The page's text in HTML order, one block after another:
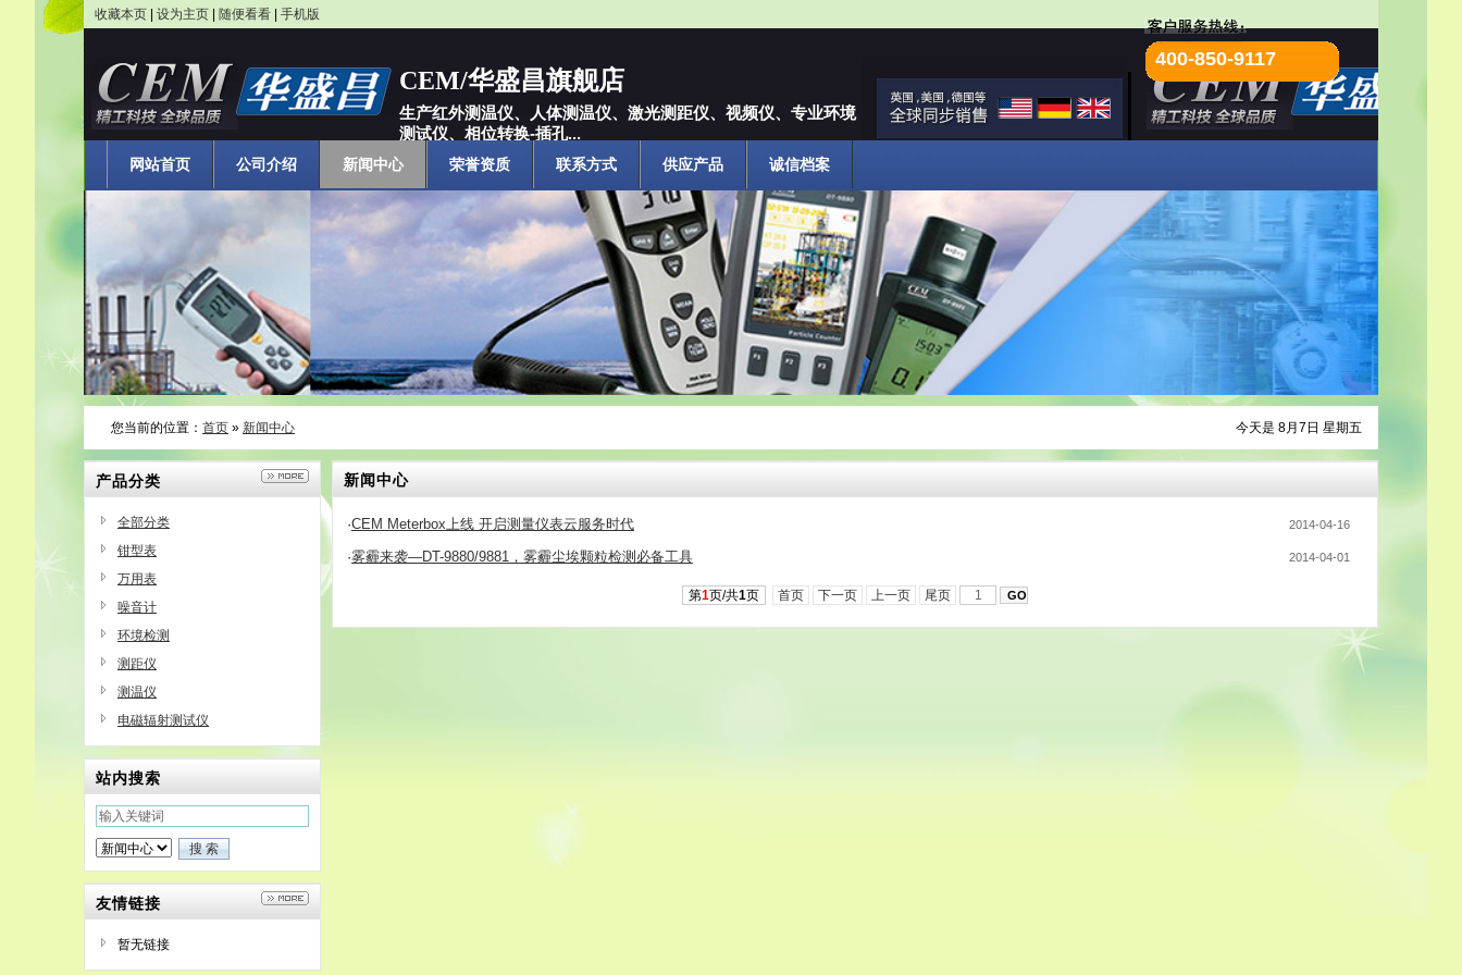
收藏本页 设为主页 随便看看 手机版
400-850-9117
CEM/华盛昌旗舰店
生产红外测温仪、人体测温仪、激光测距仪、视频仪、专业环境
测试仪、相位转换-插孔...
网站首页 公司介绍 新闻中心 荣誉资质 联系方式 供应产品 诚信档案
今天是 8月7日 星期五
您当前的位置： 首页 » 新闻中心
产品分类
全部分类
钳型表
万用表
噪音计
环境检测
测距仪
测温仪
电磁辐射测试仪
站内搜索
友情链接
暂无链接
新闻中心
·CEM Meterbox上线 开启测量仪表云服务时代 2014-04-16
·雾霾来袭—DT-9880/9881，雾霾尘埃颗粒检测必备工具 2014-04-01
第1页/共1页 首页 下一页 上一页 尾页